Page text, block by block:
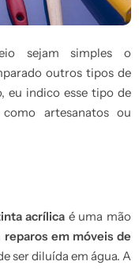
sejam simples o
outros tipos de
eu indico esse tipo de
artesanatos ou
acrílica é uma mão
reparos em móveis de
ser diluída em água. A